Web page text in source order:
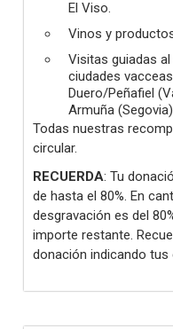
El Viso.
Vinos y
Visitas guiadas
ciudades
Duero/Peñafiel
Armuña
Todas nuestras
circular.
RECUERDA: Tu
de hasta el 80%. En
desgravación es del
importe restante.
donación indicando